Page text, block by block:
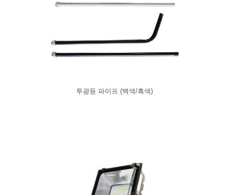
투광등 파이프 (백색/흑색)